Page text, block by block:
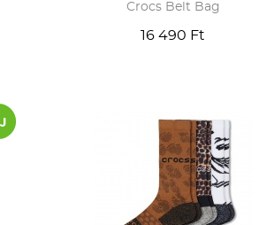
Crocs Belt Bag
16 490 Ft